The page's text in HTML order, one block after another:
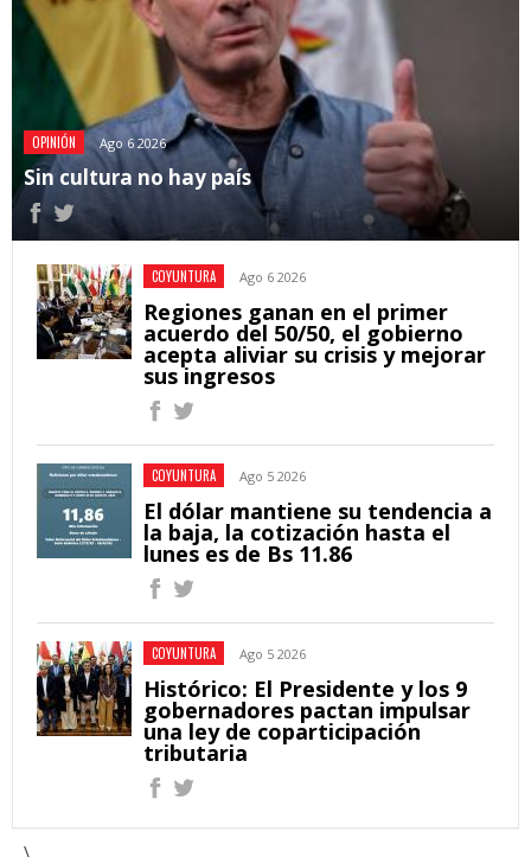
OPINIÓN Ago 6 2026
Sin cultura no hay país
COYUNTURA Ago 6 2026
Regiones ganan en el primer
acuerdo del 50/50, el gobierno
acepta aliviar su crisis y mejorar
sus ingresos
COYUNTURA Ago 5 2026
El dólar mantiene su tendencia a
la baja, la cotización hasta el
lunes es de Bs 11.86
COYUNTURA Ago 5 2026
Histórico: El Presidente y los 9
gobernadores pactan impulsar
una ley de coparticipación
tributaria
\